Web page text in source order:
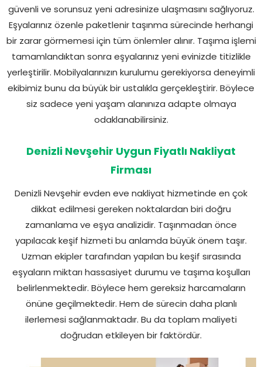
güvenli ve sorunsuz yeni adresinize ulaşmasını sağlıyoruz.
Eşyalarınız özenle paketlenir taşınma sürecinde herhangi
bir zarar görmemesi için tüm önlemler alınır. Taşıma işlemi
tamamlandıktan sonra eşyalarınız yeni evinizde titizlikle
yerleştirilir. Mobilyalarınızın kurulumu gerekiyorsa deneyimli
ekibimiz bunu da büyük bir ustalıkla gerçekleştirir. Böylece
siz sadece yeni yaşam alanınıza adapte olmaya
odaklanabilirsiniz.
Denizli Nevşehir Uygun Fiyatlı Nakliyat
Firması
Denizli Nevşehir evden eve nakliyat hizmetinde en çok
dikkat edilmesi gereken noktalardan biri doğru
zamanlama ve eşya analizidir. Taşınmadan önce
yapılacak keşif hizmeti bu anlamda büyük önem taşır.
Uzman ekipler tarafından yapılan bu keşif sırasında
eşyaların miktarı hassasiyet durumu ve taşıma koşulları
belirlenmektedir. Böylece hem gereksiz harcamaların
önüne geçilmektedir. Hem de sürecin daha planlı
ilerlemesi sağlanmaktadır. Bu da toplam maliyeti
doğrudan etkileyen bir faktördür.